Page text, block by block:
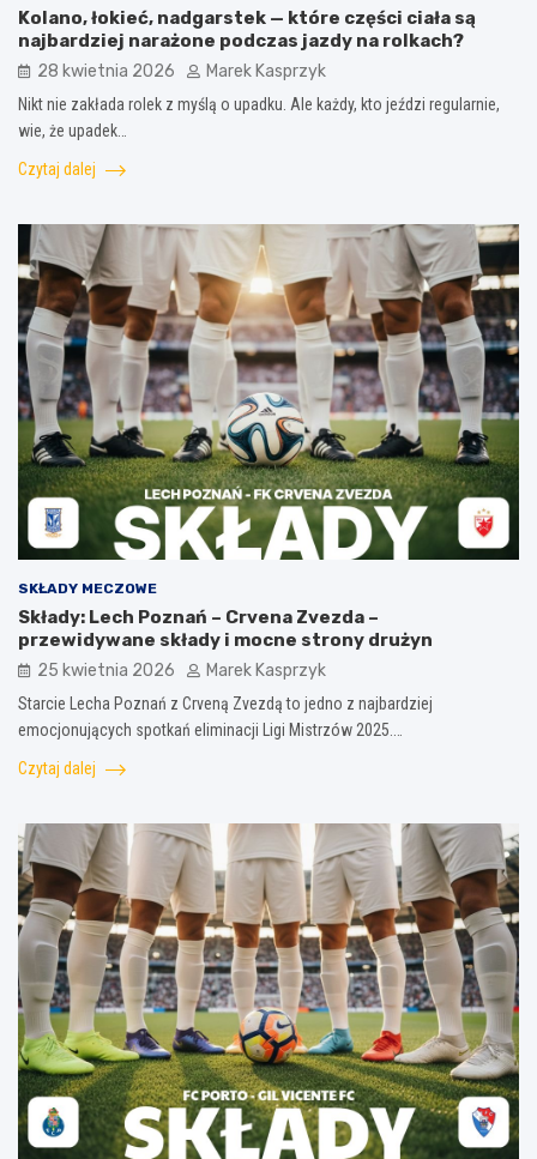
Kolano, łokieć, nadgarstek — które części ciała są
najbardziej narażone podczas jazdy na rolkach?
28 kwietnia 2026 Marek Kasprzyk
Nikt nie zakłada rolek z myślą o upadku. Ale każdy, kto jeździ regularnie,
wie, że upadek…
Czytaj dalej
SKŁADY MECZOWE
Składy: Lech Poznań – Crvena Zvezda –
przewidywane składy i mocne strony drużyn
25 kwietnia 2026 Marek Kasprzyk
Starcie Lecha Poznań z Crveną Zvezdą to jedno z najbardziej
emocjonujących spotkań eliminacji Ligi Mistrzów 2025.…
Czytaj dalej